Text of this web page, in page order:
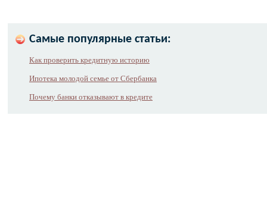
Самые популярные статьи:
Как проверить кредитную историю
Ипотека молодой семье от Сбербанка
Почему банки отказывают в кредите